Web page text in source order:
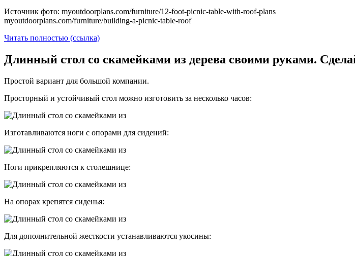
Источник фото: myoutdoorplans.com/furniture/12-foot-picnic-table-with-roof-plans
myoutdoorplans.com/furniture/building-a-picnic-table-roof
Читать полностью (ссылка)
Длинный стол со скамейками из дерева своими руками.
Простой вариант для большой компании.
Просторный и устойчивый стол можно изготовить за несколько часов:
Изготавливаются ноги с опорами для сидений:
Ноги прикрепляются к столешнице:
На опорах крепятся сиденья:
Для дополнительной жесткости устанавливаются укосины: